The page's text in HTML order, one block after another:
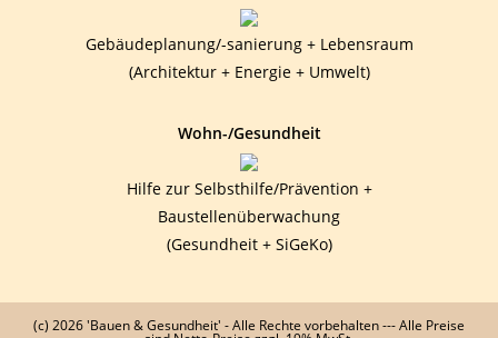
Gebäudeplanung/-sanierung + Lebensraum
(Architektur + Energie + Umwelt)
Wohn-/Gesundheit
Hilfe zur Selbsthilfe/Prävention +
Baustellenüberwachung
(Gesundheit + SiGeKo)
(c) 2026 'Bauen & Gesundheit' - Alle Rechte vorbehalten --- Alle Preise